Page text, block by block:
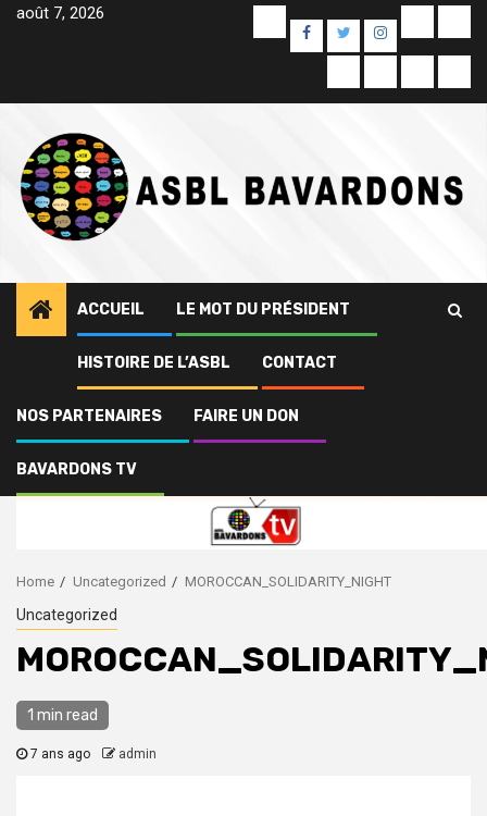
Skipaoût 7, 2026 Yelp
Facebook
TwitterInstagram
mail
Alimentairespropos
ACCUEIL LE MOT DU PRÉSIDENT
HISTOIRE DE L’ASBL CONTACT
NOS PARTENAIRES FAIRE UN DON
BAVARDONS TV
Home Uncategorized MOROCCAN_SOLIDARITY_NIGHT
Uncategorized
1 min read
7 ans ago admin